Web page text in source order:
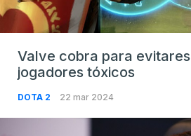
Valve cobra para
jogadores tóxicos
DOTA 2 22 mar 2024